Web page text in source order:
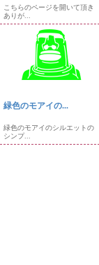
こちらのページを開いて頂き
ありが...
緑色のモアイの...
緑色のモアイのシルエットの
シンプ...